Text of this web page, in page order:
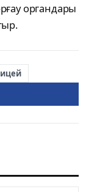
органдары